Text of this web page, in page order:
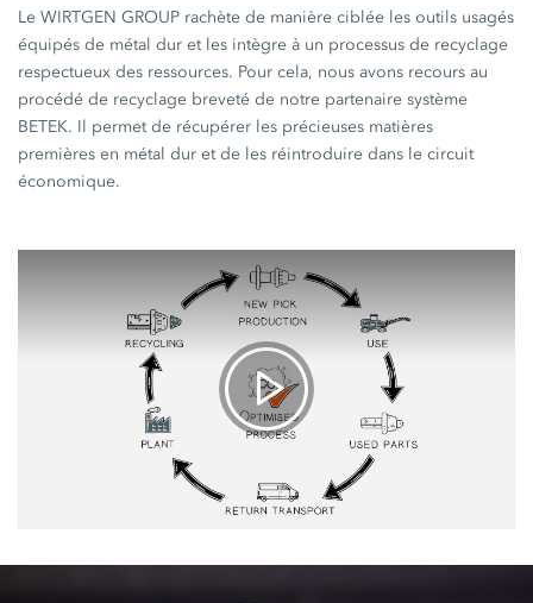
Le WIRTGEN GROUP rachète de manière ciblée les outils usagés
équipés de métal dur et les intègre à un processus de recyclage
respectueux des ressources. Pour cela, nous avons recours au
procédé de recyclage breveté de notre partenaire système
BETEK. Il permet de récupérer les précieuses matières
premières en métal dur et de les réintroduire dans le circuit
économique.